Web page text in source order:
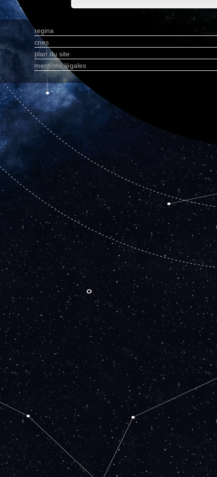
regina
cnes
plan du site
mentions légales